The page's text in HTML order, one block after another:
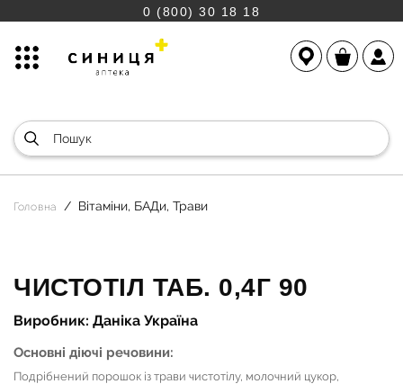
0 (800) 30 18 18
Головна Вітаміни, БАДи, Трави
ЧИСТОТІЛ ТАБ. 0,4Г 90
Виробник: Даніка Україна
Основні діючі речовини:
Подрібнений порошок із трави чистотілу, молочний цукор,